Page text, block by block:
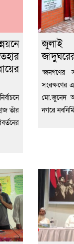
তাঁর
জুলাই
‘জনগণের
সংরক্ষণের
মো.জুনেদ
নগরে